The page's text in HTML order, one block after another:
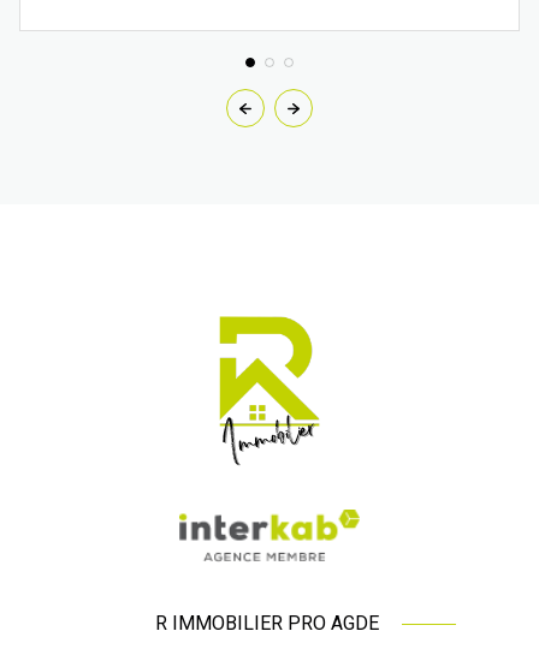
R IMMOBILIER PRO AGDE